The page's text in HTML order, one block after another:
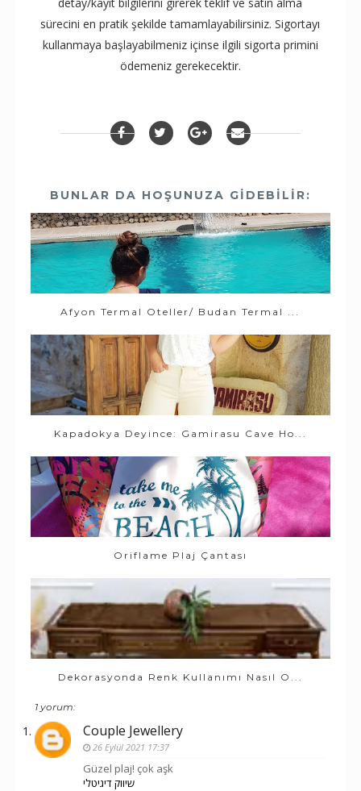
sürecini en pratik şekilde tamamlayabilirsiniz. Sigortayı
kullanmaya başlayabilmeniz içinse ilgili sigorta primini
ödemeniz gerekecektir.
BUNLAR DA HOŞUNUZA GIDEBILIR:
Afyon Termal Oteller/ Budan Termal ...
Kapadokya Deyince: Gamirasu Cave Ho...
Oriflame Plaj Çantası
Dekorasyonda Renk Kullanımı Nasıl O...
1 yorum:
Couple Jewellery
26 Eylül 2021 17:37
Güzel plaj! çok aşk
שיווק דיגיטלי